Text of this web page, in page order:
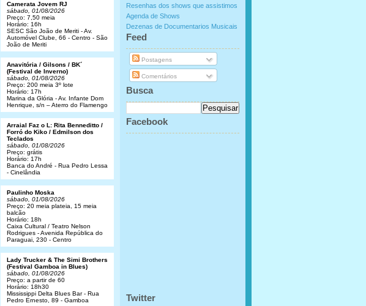
Resenhas dos shows que assistimos
Agenda de Shows
Dezenas de Documentarios Musicais
Feed
Postagens
Comentários
Busca
Facebook
Twitter
Camerata Jovem RJ
sábado, 01/08/2026
Preço: 7,50 meia
Horário: 16h
SESC São João de Meriti - Av.
Automóvel Clube, 66 - Centro - São
João de Meriti
Anavitória / Gilsons / BK´
(Festival de Inverno)
sábado, 01/08/2026
Preço: 200 meia 3º lote
Horário: 17h
Marina da Glória - Av. Infante Dom
Henrique, s/n – Aterro do Flamengo
Arraial Faz o L: Rita Benneditto /
Forró do Kiko / Edmilson dos
Teclados
sábado, 01/08/2026
Preço: grátis
Horário: 17h
Banca do André - Rua Pedro Lessa
- Cinelândia
Paulinho Moska
sábado, 01/08/2026
Preço: 20 meia plateia, 15 meia
balcão
Horário: 18h
Caixa Cultural / Teatro Nelson
Rodrigues - Avenida República do
Paraguai, 230 - Centro
Lady Trucker & The Simi Brothers
(Festival Gamboa in Blues)
sábado, 01/08/2026
Preço: a partir de 60
Horário: 18h30
Mississippi Delta Blues Bar - Rua
Pedro Ernesto, 89 - Gamboa